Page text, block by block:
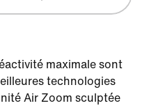
maximale sont
technologies
Air Zoom sculptée